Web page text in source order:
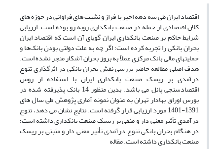
اقتصاد ایران طی سه دهه اخیر با فراز و نشیب های فراوانی در حوزه های
کلان اقتصادی از جمله در صنعت بانکداری روبه رو بوده است. ارزیابی
شرایط حاکم بر صنعت بانکداری ایران گویای آن است که اقتصاد ایران
بحران بانکی را تجربه کرده است؛ اگر چه به علت دولتی بودن بانک‌ها و
حمایتهای مالی بانک مرکزی عملاً به بروز بحران آشکار منجر نشده است.
هدف اصلی مطالعه حاضر بررسی نقش بحران بانکی در اثرگذاری تنوع
درآمدی بر ریسک صنعت بانکداری ایران با استفاده از روش
اقتصادسنجی پانل می باشد. بدین منظور 14 بانک پذیرفته شده در
بورس اوراق بهادار تهران به عنوان نمونه آماری پژوهش طی سال های
1391-1401 مورد ارزیابی قرار گرفته است. نتایج نشان می دهد، تنوع
درآمدی تأثیر معنی دار و منفی بر ریسک صنعت بانکداری داشته است؛
در هنگام بحران بانکی تنوع درآمدی تأثیر معنی دار و مثبتی بر ریسک
صنعت بانکداری داشته است. مقاله